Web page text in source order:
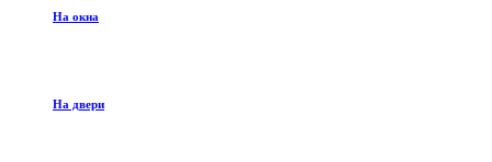
На окна
На двери